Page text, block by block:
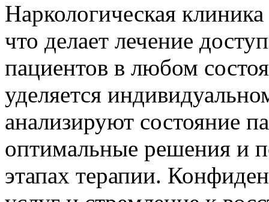
Наркологическая
что делает лечение
пациентов в любом
уделяется
анализируют состояние
оптимальные решения и
этапах терапии.